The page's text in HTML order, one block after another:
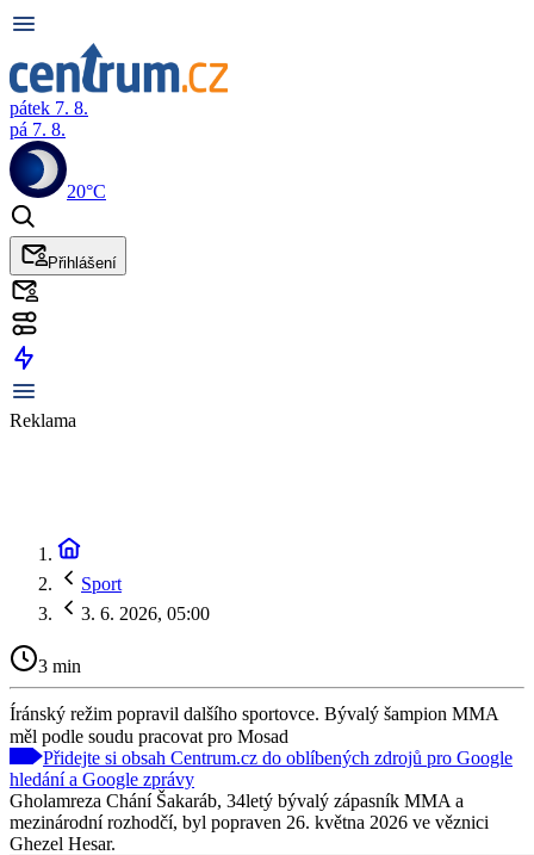
pátek 7. 8.
pá 7. 8.
20°C
Přihlášení
Reklama
Sport
3. 6. 2026, 05:00
3 min
Íránský režim popravil dalšího sportovce. Bývalý šampion MMA
měl podle soudu pracovat pro Mosad
Přidejte si obsah Centrum.cz do oblíbených zdrojů pro Google
hledání a Google zprávy
Gholamreza Chání Šakaráb, 34letý bývalý zápasník MMA a
mezinárodní rozhodčí, byl popraven 26. května 2026 ve věznici
Ghezel Hesar.